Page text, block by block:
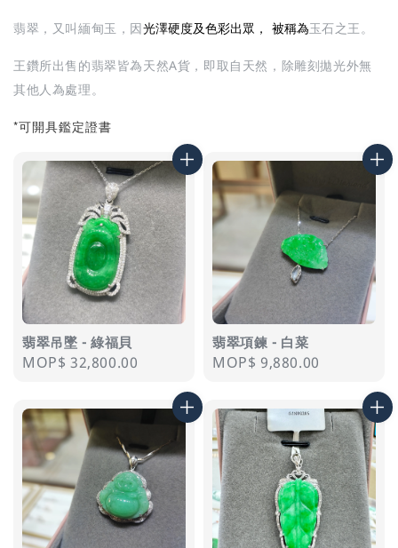
翡翠，又叫緬甸玉，因光澤硬度及色彩出眾， 被稱為玉石之王。
王鑽所出售的翡翠皆為天然A貨，即取自天然，除雕刻拋光外無
其他人為處理。
*可開具鑑定證書
翡翠吊墜 - 綠福貝
Regular
MOP$ 32,800.00
翡翠項鍊 - 白菜
Regular
MOP$ 9,880.00